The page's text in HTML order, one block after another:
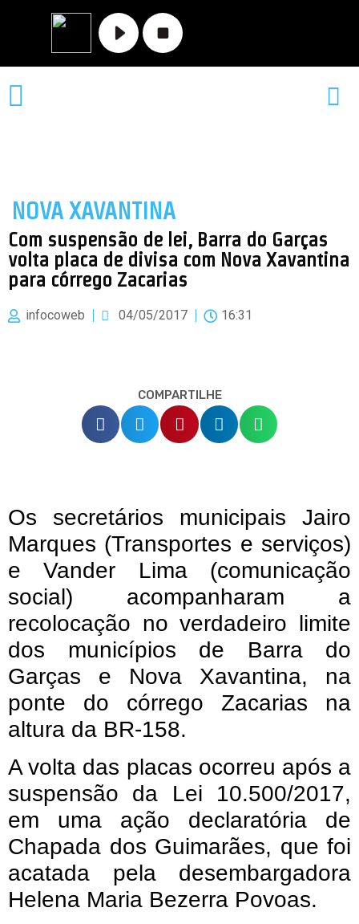
NOVA XAVANTINA
Com suspensão de lei, Barra do Garças
volta placa de divisa com Nova Xavantina
para córrego Zacarias
infocoweb 04/05/2017 16:31
COMPARTILHE
Os secretários municipais Jairo
Marques (Transportes e serviços)
e Vander Lima (comunicação
social) acompanharam a
recolocação no verdadeiro limite
dos municípios de Barra do
Garças e Nova Xavantina, na
ponte do córrego Zacarias na
altura da BR-158.
A volta das placas ocorreu após a
suspensão da Lei 10.500/2017,
em uma ação declaratória de
Chapada dos Guimarães, que foi
acatada pela desembargadora
Helena Maria Bezerra Povoas.